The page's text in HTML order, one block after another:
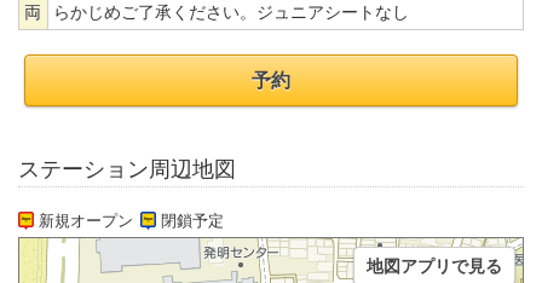
両
らかじめご了承ください。ジュニアシートなし
予約
ステーション周辺地図
新規オープン 閉鎖予定
地図アプリで見る